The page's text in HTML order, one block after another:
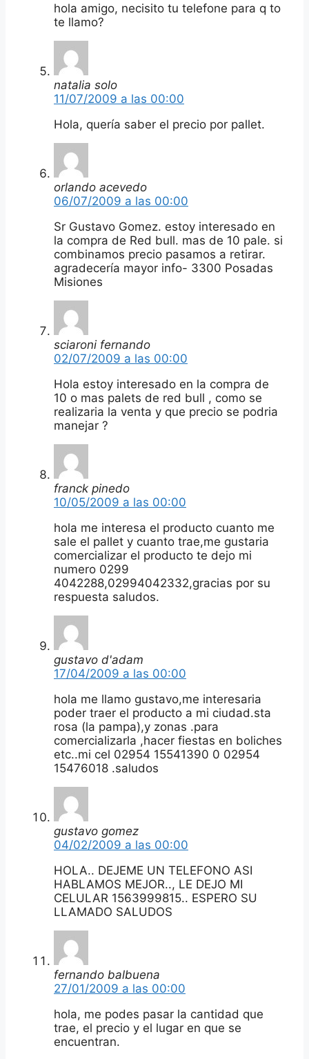
hola amigo, necisito tu telefone para q to
te llamo?
natalia solo
11/07/2009 a las 00:00
Hola, quería saber el precio por pallet.
orlando acevedo
06/07/2009 a las 00:00
Sr Gustavo Gomez. estoy interesado en
la compra de Red bull. mas de 10 pale. si
combinamos precio pasamos a retirar.
agradecería mayor info- 3300 Posadas
Misiones
sciaroni fernando
02/07/2009 a las 00:00
Hola estoy interesado en la compra de
10 o mas palets de red bull , como se
realizaria la venta y que precio se podria
manejar ?
franck pinedo
10/05/2009 a las 00:00
hola me interesa el producto cuanto me
sale el pallet y cuanto trae,me gustaria
comercializar el producto te dejo mi
numero 0299
4042288,02994042332,gracias por su
respuesta saludos.
gustavo d'adam
17/04/2009 a las 00:00
hola me llamo gustavo,me interesaria
poder traer el producto a mi ciudad.sta
rosa (la pampa),y zonas .para
comercializarla ,hacer fiestas en boliches
etc..mi cel 02954 15541390 0 02954
15476018 .saludos
gustavo gomez
04/02/2009 a las 00:00
HOLA.. DEJEME UN TELEFONO ASI
HABLAMOS MEJOR.., LE DEJO MI
CELULAR 1563999815.. ESPERO SU
LLAMADO SALUDOS
fernando balbuena
27/01/2009 a las 00:00
hola, me podes pasar la cantidad que
trae, el precio y el lugar en que se
encuentran.